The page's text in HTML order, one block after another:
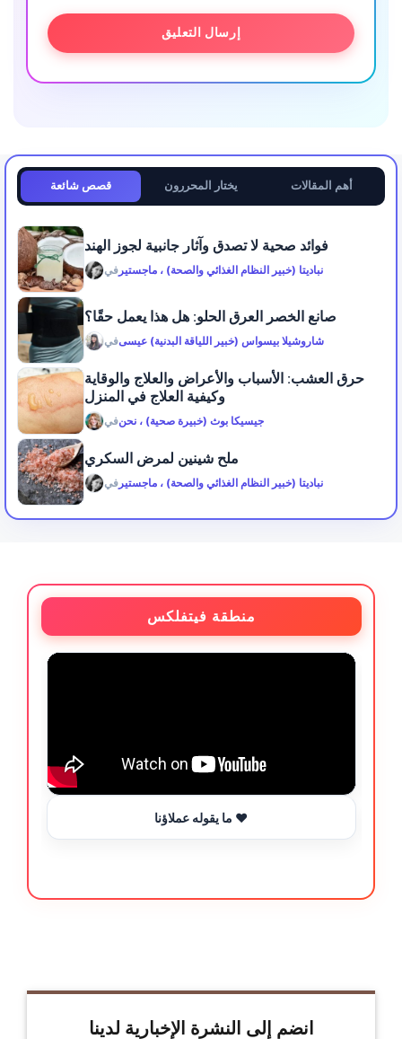
قصص شائعة يختار المحررون أهم المقالات
فوائد صحية لا تصدق وآثار جانبية لجوز الهند
في نباديتا (خبير النظام الغذائي والصحة) ، ماجستير
صانع الخصر العرق الحلو: هل هذا يعمل حقًا؟
فيشاروشيلا بيسواس (خبير اللياقة البدنية) عيسى
حرق العشب: الأسباب والأعراض والعلاج والوقاية
وكيفية العلاج في المنزل
فيجيسيكا بوث (خبيرة صحية) ، نحن
ملح شينين لمرض السكري
في نباديتا (خبير النظام الغذائي والصحة) ، ماجستير
منطقة فيتفلكس
ما يقوله عملاؤنا ❤️
انضم إلى النشرة الإخبارية لدينا